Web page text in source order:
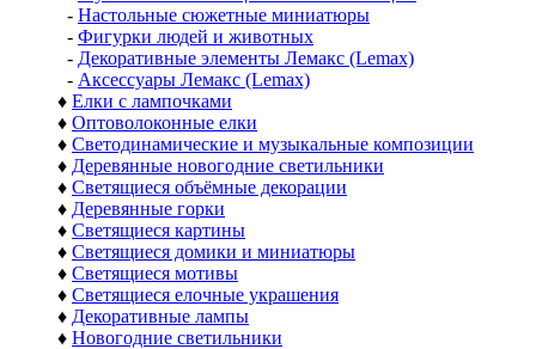
- Настольные сюжетные миниатюры
- Фигурки людей и животных
- Декоративные элементы Лемакс (Lemax)
- Аксессуары Лемакс (Lemax)
♦ Елки с лампочками
♦ Оптоволоконные елки
♦ Светодинамические и музыкальные композиции
♦ Деревянные новогодние светильники
♦ Светящиеся объёмные декорации
♦ Деревянные горки
♦ Светящиеся картины
♦ Светящиеся домики и миниатюры
♦ Светящиеся мотивы
♦ Светящиеся елочные украшения
♦ Декоративные лампы
♦ Новогодние светильники